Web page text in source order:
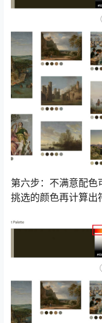
第六步：不满意配
挑选的颜色再计算出